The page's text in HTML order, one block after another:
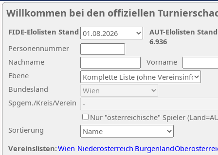
Willkommen bei den offiziellen
Nachname
Vorname
Ebene
Sortierung
Personennummer
Bundesland
Spgem./Kreis/Verein
Nur "österreichische" Spieler
Vereinslisten:Wien Niederösterreich Burgenland
AUT-Elolisten
6.936
FIDE-Elolisten Stand